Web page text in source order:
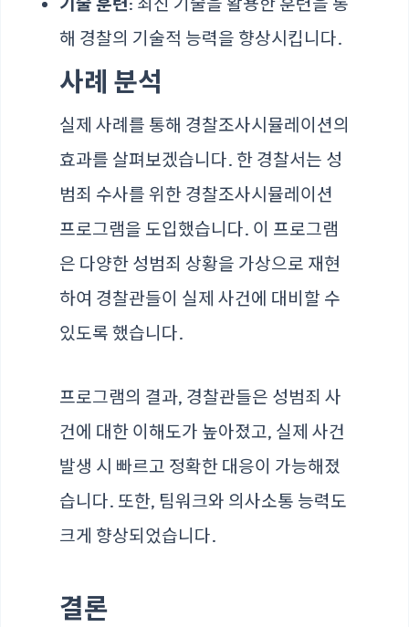
해 경찰의 기술적 능력을 향상시킵니다.
사례 분석
실제 사례를 통해 경찰조사시뮬레이션의
효과를 살펴보겠습니다. 한 경찰서는 성
범죄 수사를 위한 경찰조사시뮬레이션
프로그램을 도입했습니다. 이 프로그램
은 다양한 성범죄 상황을 가상으로 재현
하여 경찰관들이 실제 사건에 대비할 수
있도록 했습니다.
프로그램의 결과, 경찰관들은 성범죄 사
건에 대한 이해도가 높아졌고, 실제 사건
발생 시 빠르고 정확한 대응이 가능해졌
습니다. 또한, 팀워크와 의사소통 능력도
크게 향상되었습니다.
결론